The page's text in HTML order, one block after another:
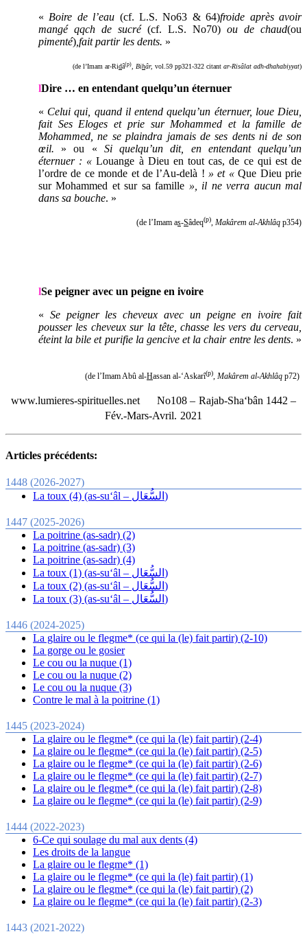
« Boire de l’eau (cf. L.S. No63 & 64)froide après avoir
mangé qqch de sucré (cf. L.S. No70) ou de chaud(ou
pimenté) fait partir les dents. »
(de l’Imam ar-Ridâ(p) Bihâr, vol.59 pp321-322 citant ar-Risâlat adh-dhahabiyyat)
lDire … en entendant quelqu’un éternuer
« Celui qui, quand il entend quelqu’un éternuer, loue Dieu,
fait Ses Eloges et prie sur Mohammed et la famille de
Mohammed, ne se plaindra jamais de ses dents ni de son
œil. » ou « Si quelqu’un dit, en entendant quelqu’un
éternuer : «Louange à Dieu en tout cas, de ce qui est de
l’ordre de ce monde et de l’Au-delà ! » et «Que Dieu prie
sur Mohammed et sur sa famille », il ne verra aucun mal
dans sa bouche. »
(de l’Imam as-Sâdeq(p) Makârem al-Akhlâq p354)
lSe peigner avec un peigne en ivoire
« Se peigner les cheveux avec un peigne en ivoire fait
pousser les cheveux sur la tête, chasse les vers du cerveau,
éteint la bile et purifie la gencive et la chair entre les dents. »
(de l’Imam Abû al-Hassan al-‘Askarî(p) Makârem al-Akhlâq p72)
www.lumieres-spirituelles.net No108 – Rajab-Sha‘bân 1442 –
Fév.-Mars-Avril. 2021
Articles précédents:
1448 (2026-2027)
La toux (4) (as-su‘âl – السُّعَال)
1447 (2025-2026)
La poitrine (as-sadr) (2)
La poitrine (as-sadr) (3)
La poitrine (as-sadr) (4)
La toux (1) (as-su‘âl – السُّعَال)
La toux (2) (as-su‘âl – السُّعَال)
La toux (3) (as-su‘âl – السُّعَال)
1446 (2024-2025)
La glaire ou le flegme* (ce qui la (le) fait partir) (2-10)
La gorge ou le gosier
Le cou ou la nuque (1)
Le cou ou la nuque (2)
Le cou ou la nuque (3)
Contre le mal à la poitrine (1)
1445 (2023-2024)
La glaire ou le flegme* (ce qui la (le) fait partir) (2-4)
La glaire ou le flegme* (ce qui la (le) fait partir) (2-5)
La glaire ou le flegme* (ce qui la (le) fait partir) (2-6)
La glaire ou le flegme* (ce qui la (le) fait partir) (2-7)
La glaire ou le flegme* (ce qui la (le) fait partir) (2-8)
La glaire ou le flegme* (ce qui la (le) fait partir) (2-9)
1444 (2022-2023)
6-Ce qui soulage du mal aux dents (4)
Les droits de la langue
La glaire ou le flegme* (1)
La glaire ou le flegme* (ce qui la (le) fait partir) (1)
La glaire ou le flegme* (ce qui la (le) fait partir) (2)
La glaire ou le flegme* (ce qui la (le) fait partir) (2-3)
1443 (2021-2022)